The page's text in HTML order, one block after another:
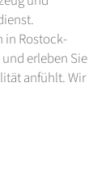
in Rostock-
erleben Sie
anfühlt. Wir